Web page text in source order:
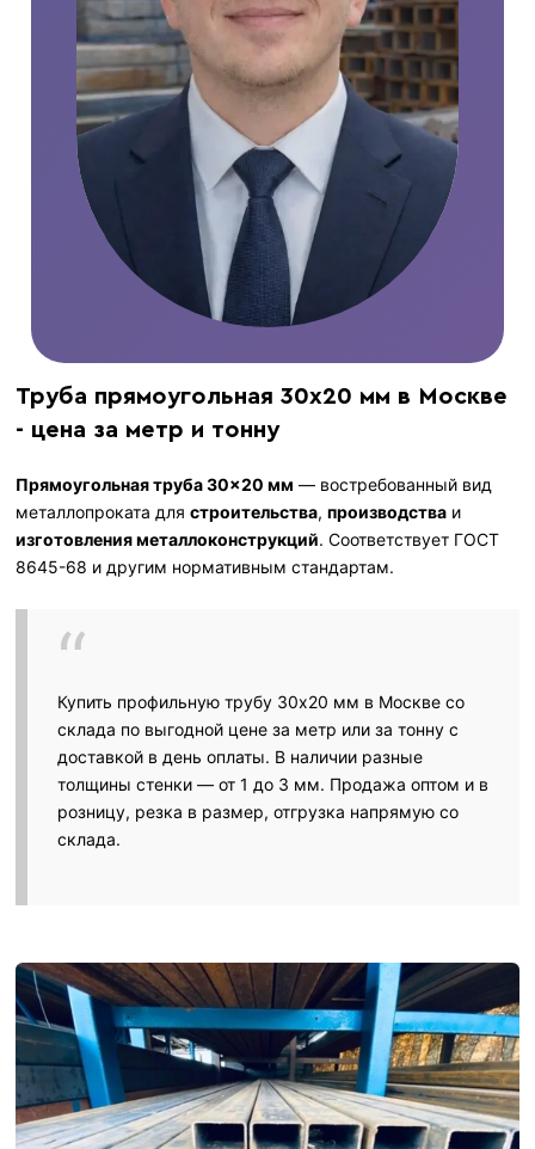
Труба прямоугольная 30х20 мм в Москве
- цена за метр и тонну
Прямоугольная труба 30×20 мм — востребованный вид
металлопроката длястроительства,производства и
изготовления металлоконструкций. Соответствует ГОСТ
8645-68 и другим нормативным стандартам.
Купить профильную трубу 30х20 мм в Москве со
склада по выгодной цене за метр или за тонну с
доставкой в день оплаты. В наличии разные
толщины стенки — от 1 до 3 мм. Продажа оптом и в
розницу, резка в размер, отгрузка напрямую со
склада.